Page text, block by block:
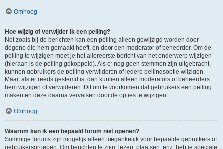
Omhoog
Hoe wijzig of verwijder ik een peiling?
Net zoals bij de berichten kan een peiling alleen gewijzigd worden door
degene die hem gemaakt heeft, en door een moderator of beheerder. Om de
peiling te wijzigen moet je het allereerste bericht van het onderwerp wijzigen
(hieraan is de peiling gekoppeld). Als er nog geen stemmen zijn uitgebracht,
kunnen gebruikers de peiling verwijderen of iedere peilingsoptie wijzigen.
Maar, als er reeds gestemd is, dan kunnen alleen moderators of beheerders
hem wijzigen of verwijderen. Dit om te voorkomen dat gebruikers een peiling
maken en deze daarna vervalsen door de opties te wijzigen.
Omhoog
Waarom kan ik een bepaald forum niet openen?
Sommige forums zijn mogelijk alleen toegankelijk voor bepaalde gebruikers of
gebruikersgroepen. Om berichten te zien, lezen, plaatsen, enz. heb je speciale